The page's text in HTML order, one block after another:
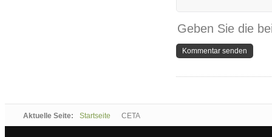
Geben Sie die
Aktuelle Seite: Startseite CETA